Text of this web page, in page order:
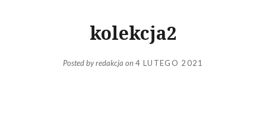
kolekcja2
Posted byredakcja on4 LUTEGO 2021